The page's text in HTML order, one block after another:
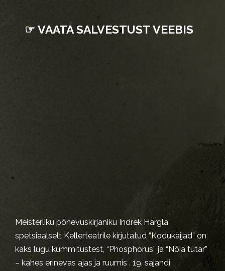
☞ VAATA SALVESTUST VEEBIS
Meisterliku põnevuskirjaniku Indrek Hargla
spetsiaalselt Kellerteatrile kirjutatud “Kodukäijad” on
kaks lugu kummitustest, “Phosphorus” ja “Nõia tütar”
– kahes erinevas ajas ja ruumis . 19. sajandi